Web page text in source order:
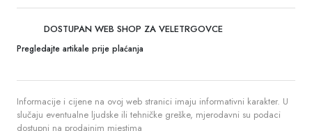
DOSTUPAN WEB SHOP ZA VELETRGOVCE
Pregledajte artikale prije plaćanja
Informacije i cijene na ovoj web stranici imaju informativni karakter. U
slučaju eventualne ljudske ili tehničke greške, mjerodavni su podaci
dostupni na prodajnim mjestima